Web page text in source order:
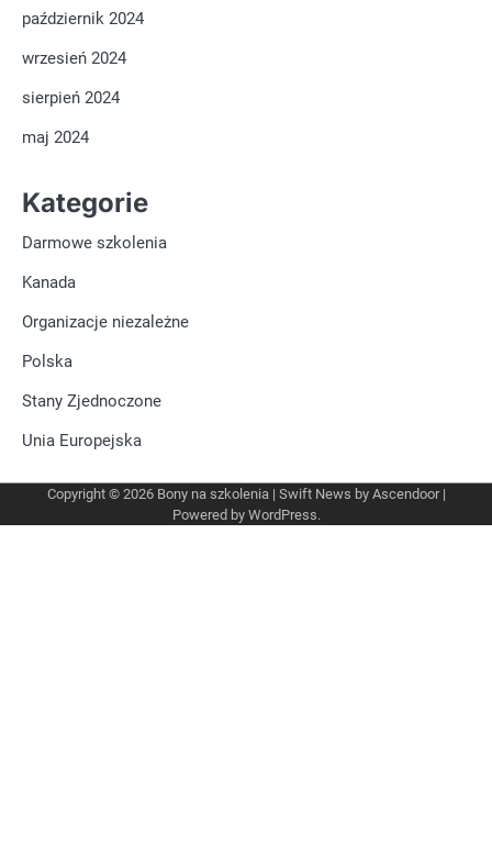
październik 2024
wrzesień 2024
sierpień 2024
maj 2024
Kategorie
Darmowe szkolenia
Kanada
Organizacje niezależne
Polska
Stany Zjednoczone
Unia Europejska
Copyright © 2026 Bony na szkolenia| Swift News by Ascendoor|
Powered by WordPress.